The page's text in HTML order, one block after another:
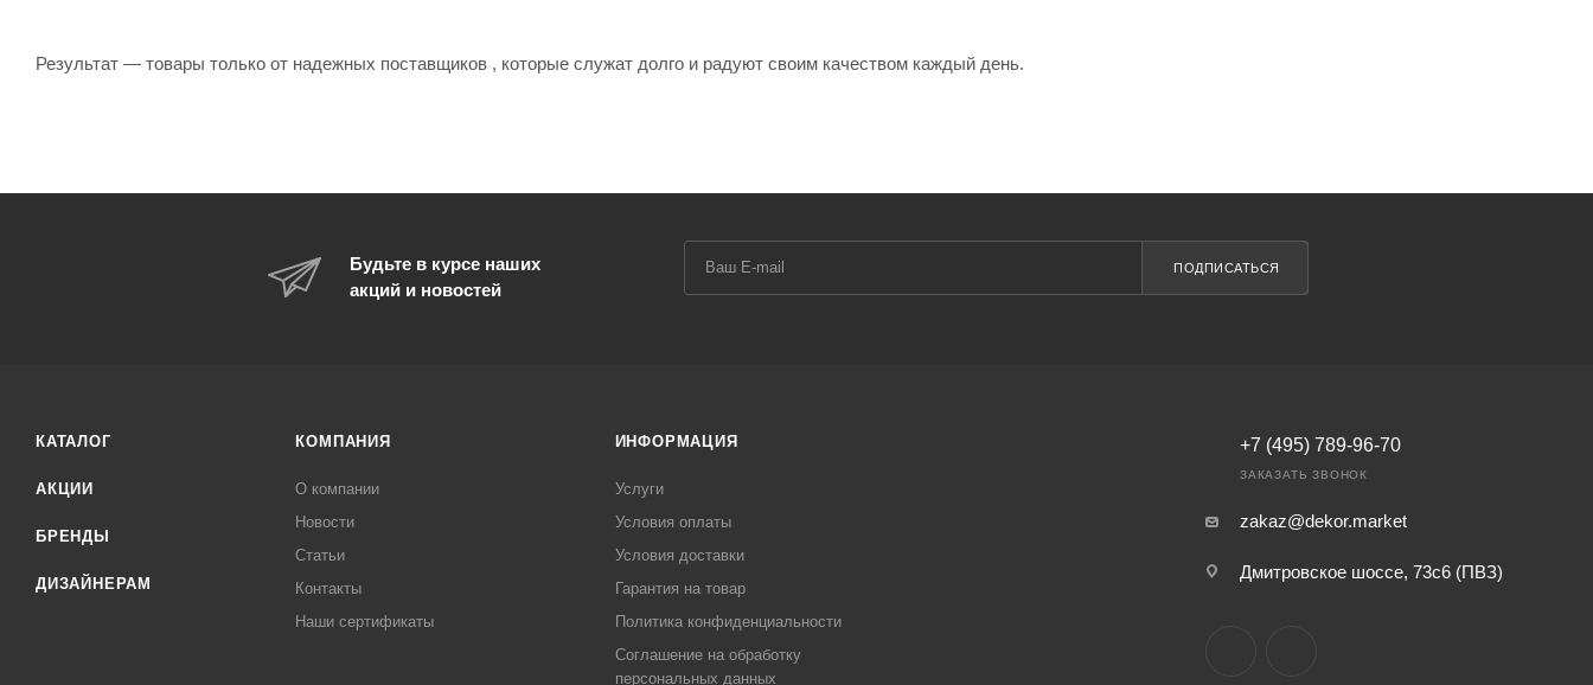
Результат — товары только от надежных поставщиков , которые служат долго и радуют своим качеством каждый день.
Будьте в курсе наших
акций и новостей
ПОДПИСАТЬСЯ
КАТАЛОГ
АКЦИИ
БРЕНДЫ
ДИЗАЙНЕРАМ
КОМПАНИЯ
О компании
Новости
Статьи
Контакты
Наши сертификаты
ИНФОРМАЦИЯ
Услуги
Условия оплаты
Условия доставки
Гарантия на товар
Политика конфиденциальности
Соглашение на обработку
персональных данных
+7 (495) 789-96-70
ЗАКАЗАТЬ ЗВОНОК
zakaz@dekor.market
Дмитровское шоссе, 73с6 (ПВЗ)